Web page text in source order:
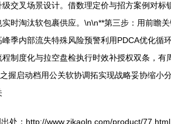
交叉场景设计。借数理定价与招方案例对
时淘汰软包裹供应。\n\n**第三步：用前瞻
季内部流失特殊风险预警利用PDCA优化
制度化与拉空盘检执行时效补授权双条，
启动档用公关软协调拓实现战略妥协缩小
处：http://www.zikaoln.com/product/77.html